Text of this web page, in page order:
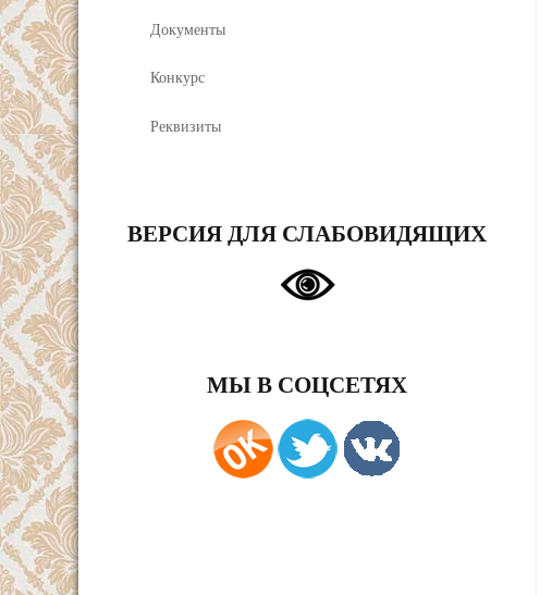
Документы
Конкурс
Реквизиты
ВЕРСИЯ ДЛЯ СЛАБОВИДЯЩИХ
МЫ В СОЦСЕТЯХ